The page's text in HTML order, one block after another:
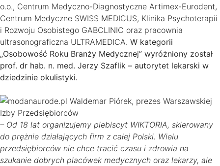
o.o., Centrum Medyczno-Diagnostyczne Artimex-Eurodent,
Centrum Medyczne SWISS MEDICUS, Klinika Psychoterapii
i Rozwoju Osobistego GABCLINIC oraz pracownia
ultrasonograficzna ULTRAMEDICA. W kategorii
„Osobowość Roku Branży Medycznej” wyróżniony został
prof. dr hab. n. med. Jerzy Szaflik – autorytet lekarski w
dziedzinie okulistyki.
– Od 18 lat organizujemy plebiscyt WIKTORIA, skierowany
do prężnie działających firm z całej Polski. Wielu
przedsiębiorców nie chce tracić czasu i zdrowia na
szukanie dobrych placówek medycznych oraz lekarzy, ale